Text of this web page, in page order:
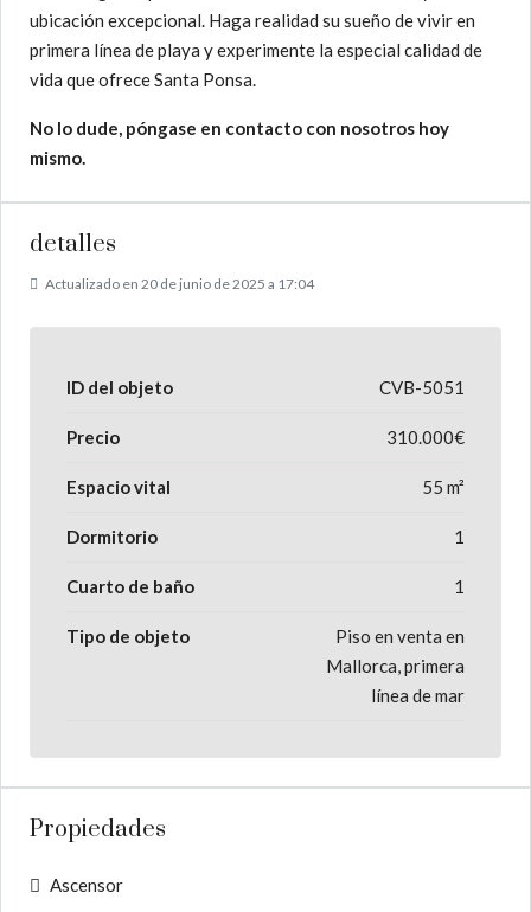
ubicación excepcional. Haga realidad su sueño de vivir en
primera línea de playa y experimente la especial calidad de
vida que ofrece Santa Ponsa.
No lo dude, póngase en contacto con nosotros hoy
mismo.
detalles
Actualizado en 20 de junio de 2025 a 17:04
ID del objeto CVB-5051
Precio 310.000€
Espacio vital 55 m²
Dormitorio 1
Cuarto de baño 1
Tipo de objeto
Piso en venta en
Mallorca, primera
línea de mar
Propiedades
Ascensor